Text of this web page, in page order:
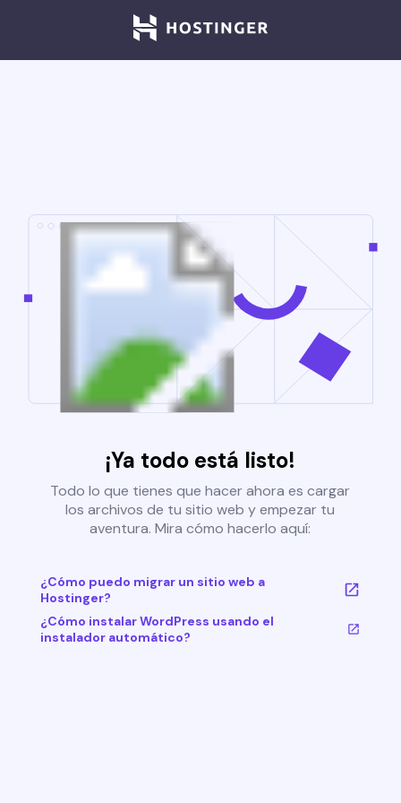
¡Ya todo está listo!
Todo lo que tienes que hacer ahora es cargar
los archivos de tu sitio web y empezar tu
aventura. Mira cómo hacerlo aquí:
¿Cómo puedo migrar un sitio web a
Hostinger?
¿Cómo instalar WordPress usando el
instalador automático?